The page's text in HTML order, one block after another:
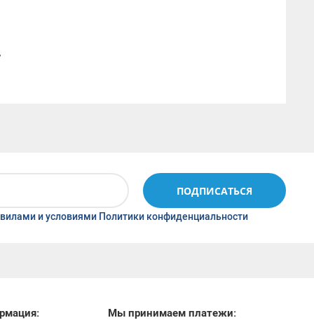
ПОДПИСАТЬСЯ
и условиями Политики конфиденциальности
Мы принимаем платежи: